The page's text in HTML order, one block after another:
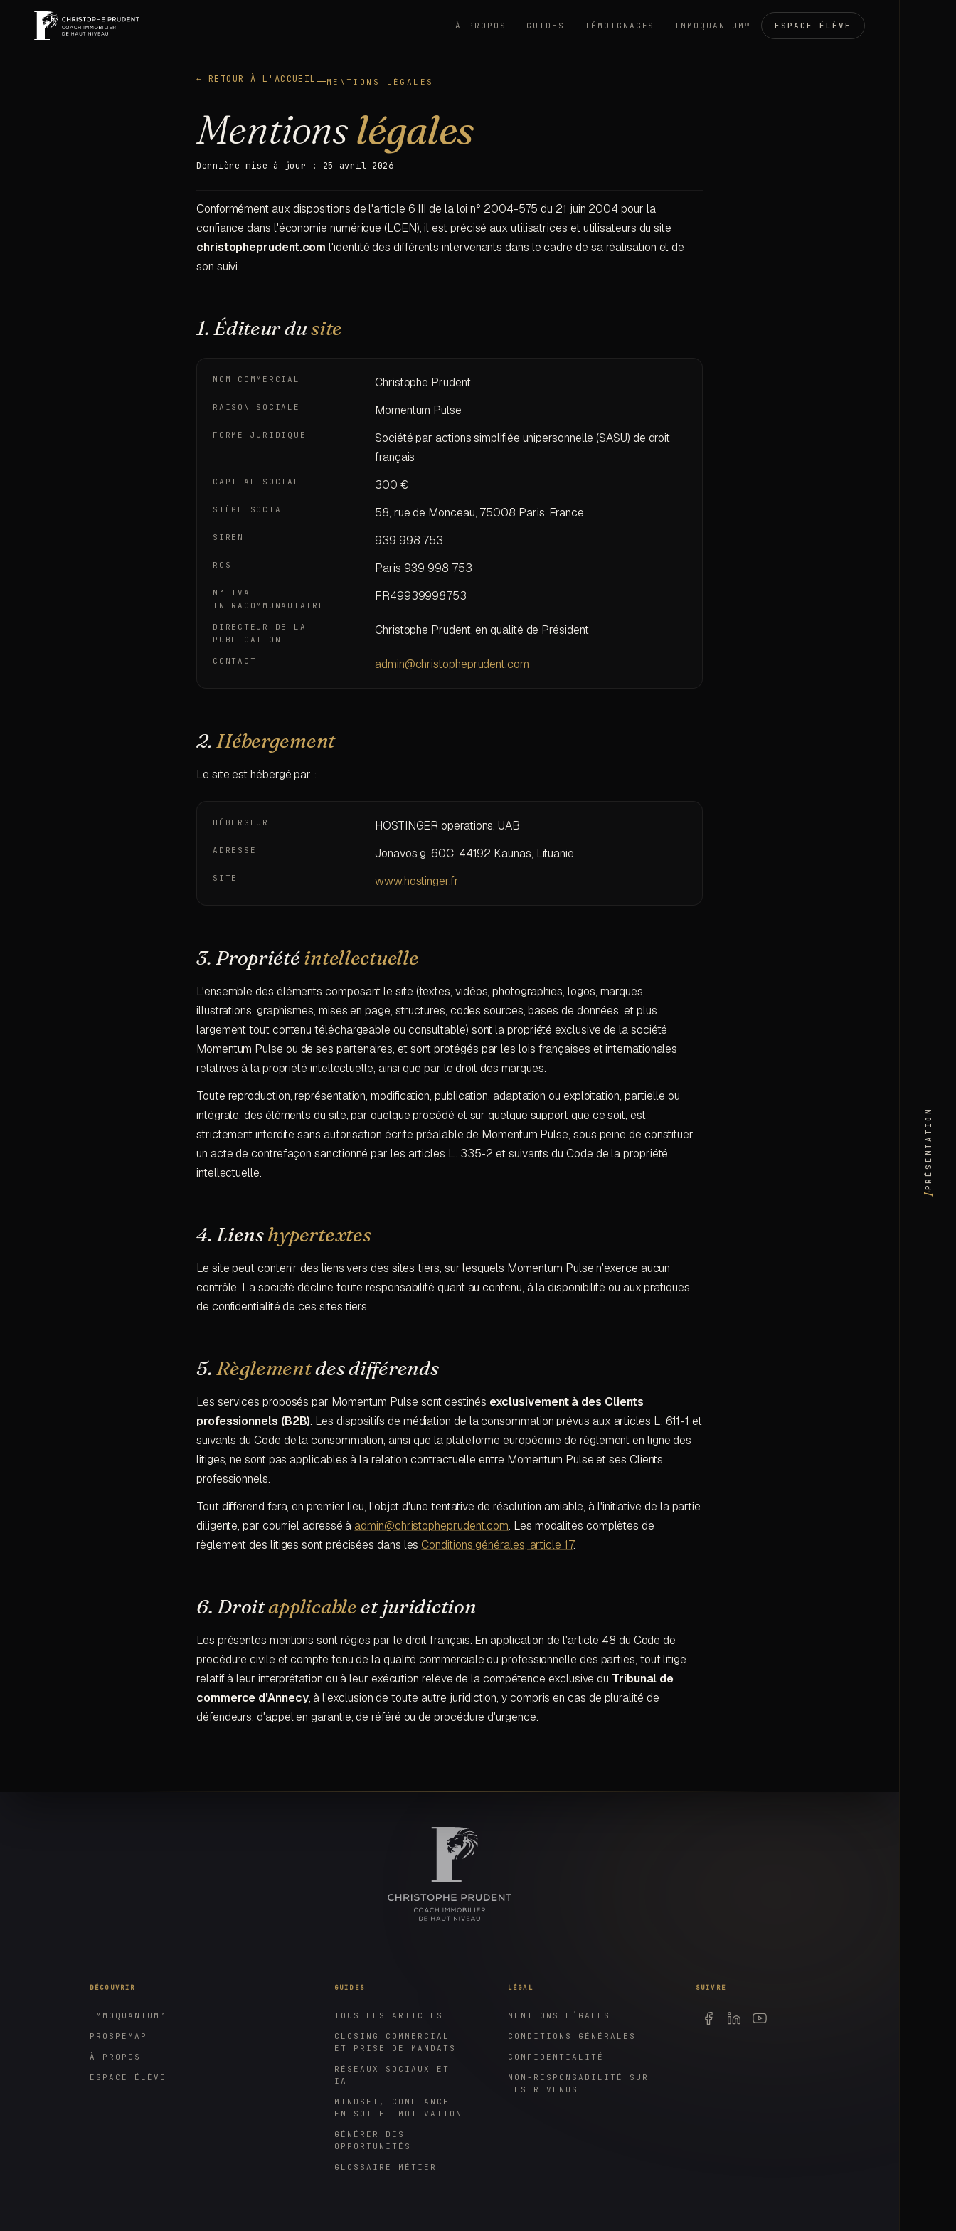
À PROPOS GUIDES TÉMOIGNAGES IMMOQUANTUM™ ESPACE ÉLÈVE
I
·
PRÉSENTATION
← RETOUR À L'ACCUEIL MENTIONS LÉGALES
Mentionslégales
Dernière mise à jour : 25 avril 2026
Conformément aux dispositions de l'article 6 III de la loi n° 2004-575 du 21 juin 2004 pour la
confiance dans l'économie numérique (LCEN), il est précisé aux utilisatrices et utilisateurs du site
christopheprudent.com l'identité des différents intervenants dans le cadre de sa réalisation et de
son suivi.
1. Éditeur dusite
NOM COMMERCIAL Christophe Prudent
RAISON SOCIALE Momentum Pulse
FORME JURIDIQUE
Société par actions simplifiée unipersonnelle (SASU) de droit
français
CAPITAL SOCIAL 300 €
SIÈGE SOCIAL 58, rue de Monceau, 75008 Paris, France
SIREN 939 998 753
RCS Paris 939 998 753
N° TVA
INTRACOMMUNAUTAIRE
FR49939998753
DIRECTEUR DE LA
PUBLICATION
Christophe Prudent, en qualité de Président
CONTACT admin@christopheprudent.com
2.Hébergement
Le site est hébergé par :
HÉBERGEUR HOSTINGER operations, UAB
ADRESSE Jonavos g. 60C, 44192 Kaunas, Lituanie
SITE www.hostinger.fr
3. Propriétéintellectuelle
L'ensemble des éléments composant le site (textes, vidéos, photographies, logos, marques,
illustrations, graphismes, mises en page, structures, codes sources, bases de données, et plus
largement tout contenu téléchargeable ou consultable) sont la propriété exclusive de la société
Momentum Pulse ou de ses partenaires, et sont protégés par les lois françaises et internationales
relatives à la propriété intellectuelle, ainsi que par le droit des marques.
Toute reproduction, représentation, modification, publication, adaptation ou exploitation, partielle ou
intégrale, des éléments du site, par quelque procédé et sur quelque support que ce soit, est
strictement interdite sans autorisation écrite préalable de Momentum Pulse, sous peine de constituer
un acte de contrefaçon sanctionné par les articles L. 335-2 et suivants du Code de la propriété
intellectuelle.
4. Lienshypertextes
Le site peut contenir des liens vers des sites tiers, sur lesquels Momentum Pulse n'exerce aucun
contrôle. La société décline toute responsabilité quant au contenu, à la disponibilité ou aux pratiques
de confidentialité de ces sites tiers.
5.Règlementdes différends
Les services proposés par Momentum Pulse sont destinés exclusivement à des Clients
professionnels (B2B). Les dispositifs de médiation de la consommation prévus aux articles L. 611-1 et
suivants du Code de la consommation, ainsi que la plateforme européenne de règlement en ligne des
litiges, ne sont pas applicables à la relation contractuelle entre Momentum Pulse et ses Clients
professionnels.
Tout différend fera, en premier lieu, l'objet d'une tentative de résolution amiable, à l'initiative de la partie
diligente, par courriel adressé à admin@christopheprudent.com. Les modalités complètes de
règlement des litiges sont précisées dans les Conditions générales, article 17.
6. Droitapplicable et juridiction
Les présentes mentions sont régies par le droit français. En application de l'article 48 du Code de
procédure civile et compte tenu de la qualité commerciale ou professionnelle des parties, tout litige
relatif à leur interprétation ou à leur exécution relève de la compétence exclusive du Tribunal de
commerce d'Annecy, à l'exclusion de toute autre juridiction, y compris en cas de pluralité de
défendeurs, d'appel en garantie, de référé ou de procédure d'urgence.
DÉCOUVRIR
IMMOQUANTUM™
PROSPEMAP
À PROPOS
ESPACE ÉLÈVE
GUIDES
TOUS LES ARTICLES
CLOSING COMMERCIAL
ET PRISE DE MANDATS
RÉSEAUX SOCIAUX ET
IA
MINDSET, CONFIANCE
EN SOI ET MOTIVATION
GÉNÉRER DES
OPPORTUNITÉS
GLOSSAIRE MÉTIER
LÉGAL
MENTIONS LÉGALES
CONDITIONS GÉNÉRALES
CONFIDENTIALITÉ
NON-RESPONSABILITÉ SUR
LES REVENUS
SUIVRE